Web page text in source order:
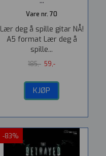
Vare nr. 70
Lær deg å spille gitar NÅ!
A5 format Lær deg å
spille...
185,- 59,-
KJØP
-83%